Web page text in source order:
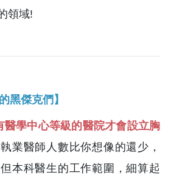
領域!
黑傑克們】
醫學中心等級的醫院才會設立胸
業醫師人數比你想像的還少，
本科醫生的工作範圍，細算起